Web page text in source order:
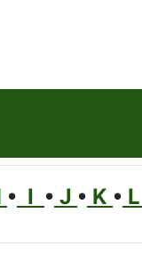
• I • J • K • L